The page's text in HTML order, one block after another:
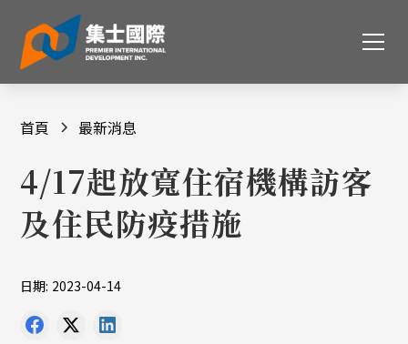
首頁 最新消息
4/17起放寬住宿機構訪客
及住民防疫措施
日期: 2023-04-14